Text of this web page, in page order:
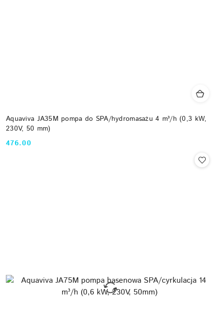
Aquaviva JA35M pompa do SPA/hydromasażu 4 m³/h (0,3 kW,
230V, 50 mm)
Cena:
476.00